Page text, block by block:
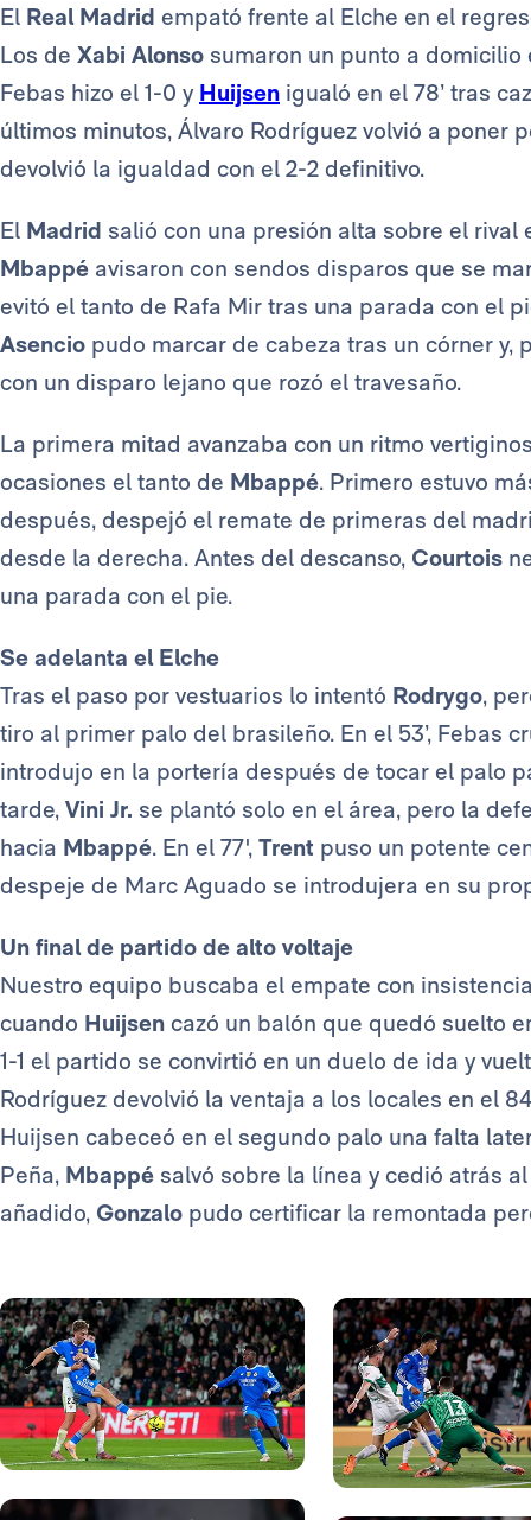
El Real Madrid empató frente al Elche en el
Los de Xabi Alonso sumaron un punto a
Febas hizo el 1-0 y Huijsen igualó en el 78’ tras
últimos minutos, Álvaro Rodríguez volvió a poner
devolvió la igualdad con el 2-2 definitivo.
El Madrid salió con una presión alta sobre el rival
Mbappé avisaron con sendos disparos que se
evitó el tanto de Rafa Mir tras una parada con el
Asencio pudo marcar de cabeza tras un córner y,
con un disparo lejano que rozó el travesaño.
La primera mitad avanzaba con un ritmo
ocasiones el tanto de Mbappé. Primero estuvo
después, despejó el remate de primeras del
desde la derecha. Antes del descanso, Courtois
una parada con el pie.
Se adelanta el Elche
Tras el paso por vestuarios lo intentó Rodrygo,
tiro al primer palo del brasileño. En el 53’, Febas
introdujo en la portería después de tocar el palo
tarde, Vini Jr. se plantó solo en el área, pero la
hacia Mbappé. En el 77', Trent puso un potente
despeje de Marc Aguado se introdujera en su
Un final de partido de alto voltaje
Nuestro equipo buscaba el empate con
cuando Huijsen cazó un balón que quedó suelto
1-1 el partido se convirtió en un duelo de ida y
Rodríguez devolvió la ventaja a los locales en el
Huijsen cabeceó en el segundo palo una falta
Peña, Mbappé salvó sobre la línea y cedió atrás
añadido, Gonzalo pudo certificar la remontada